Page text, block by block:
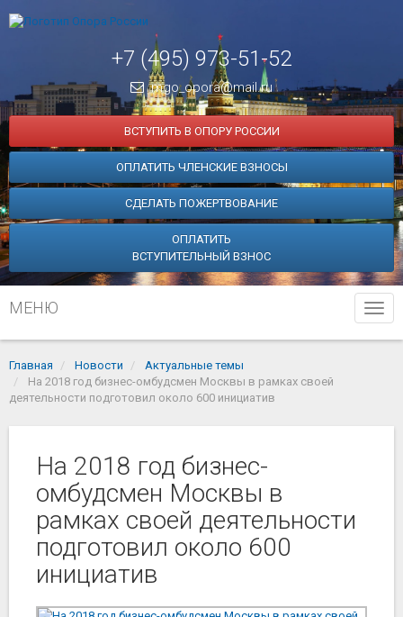
+7 (495) 973-51-52
mgo_opora@mail.ru
ВСТУПИТЬ В ОПОРУ РОССИИ
ОПЛАТИТЬ ЧЛЕНСКИЕ ВЗНОСЫ
СДЕЛАТЬ ПОЖЕРТВОВАНИЕ
ОПЛАТИТЬ
ВСТУПИТЕЛЬНЫЙ ВЗНОС
МЕНЮ
Главная Новости
Актуальные темы
На 2018 год бизнес-омбудсмен Москвы в рамках своей
деятельности подготовил около 600 инициатив
На 2018 год бизнес-
омбудсмен Москвы в
рамках своей деятельности
подготовил около 600
инициатив